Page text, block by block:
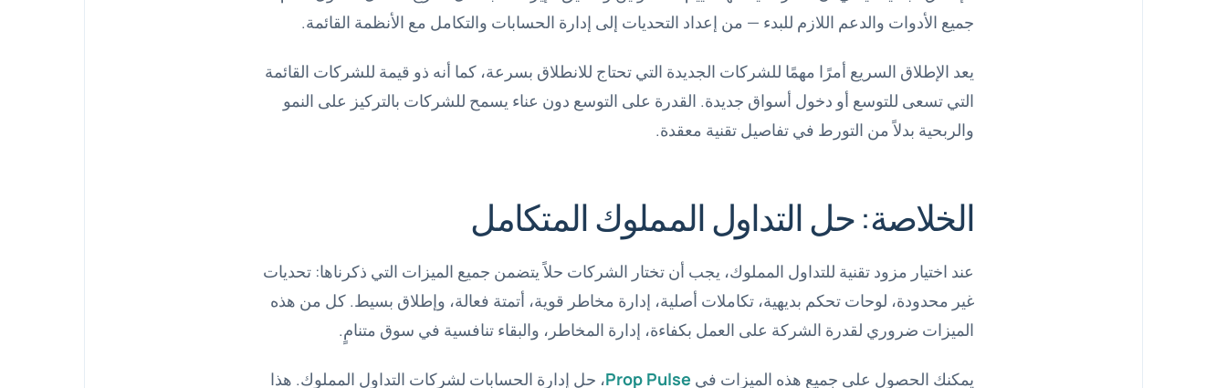
جميع الأدوات والدعم اللازم للبدء — من إعداد التحديات إلى إدارة الحسابات والتكامل مع الأنظمة القائمة.
يعد الإطلاق السريع أمرًا مهمًا للشركات الجديدة التي تحتاج للانطلاق بسرعة، كما أنه ذو قيمة للشركات القائمة
التي تسعى للتوسع أو دخول أسواق جديدة. القدرة على التوسع دون عناء يسمح للشركات بالتركيز على النمو
والربحية بدلاً من التورط في تفاصيل تقنية معقدة.
الخلاصة: حل التداول المملوك المتكامل
عند اختيار مزود تقنية للتداول المملوك، يجب أن تختار الشركات حلاً يتضمن جميع الميزات التي ذكرناها: تحديات
غير محدودة، لوحات تحكم بديهية، تكاملات أصلية، إدارة مخاطر قوية، أتمتة فعالة، وإطلاق بسيط. كل من هذه
الميزات ضروري لقدرة الشركة على العمل بكفاءة، إدارة المخاطر، والبقاء تنافسية في سوق متنامٍ.
يمكنك الحصول على جميع هذه الميزات في Prop Pulse، حل إدارة الحسابات لشركات التداول المملوك. هذا